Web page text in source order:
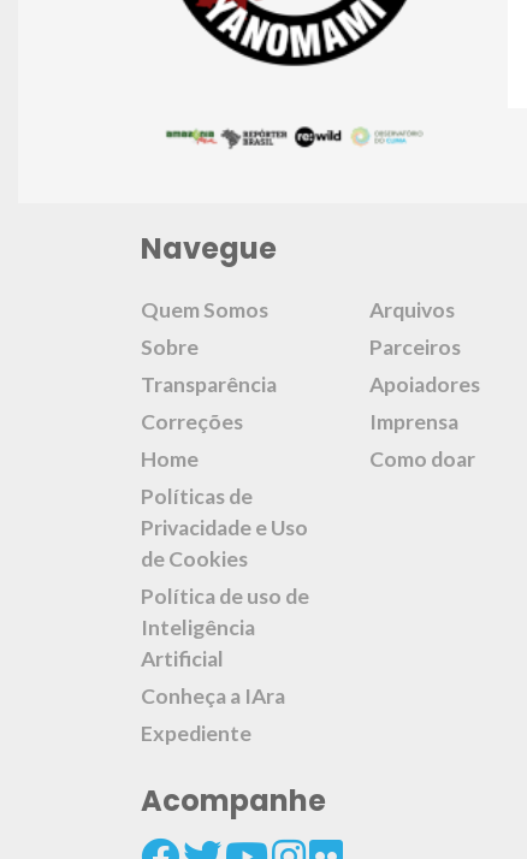
Navegue
Quem Somos
Sobre
Transparência
Correções
Home
Políticas de
Privacidade e Uso
de Cookies
Política de uso de
Inteligência
Artificial
Conheça a IAra
Expediente
Arquivos
Parceiros
Apoiadores
Imprensa
Como doar
Acompanhe